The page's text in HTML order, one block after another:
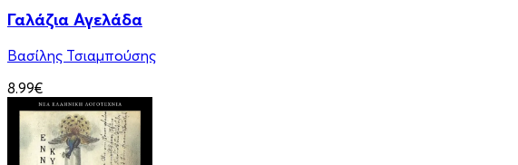
Γαλάζια Αγελάδα
Βασίλης Τσιαμπούσης
8.99€